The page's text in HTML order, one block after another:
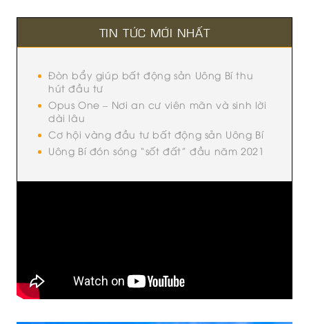
TIN TỨC MỚI NHẤT
Đòn bẩy giúp bất động sản Uông Bí thu
hút đầu tư
Opus One – Nơi an cư viên mãn và sinh lời
dài lâu
Cơ hội vàng đầu tư bất động sản Uông Bí
Uông Bí đón sóng “sốt đất” đầu năm 2021